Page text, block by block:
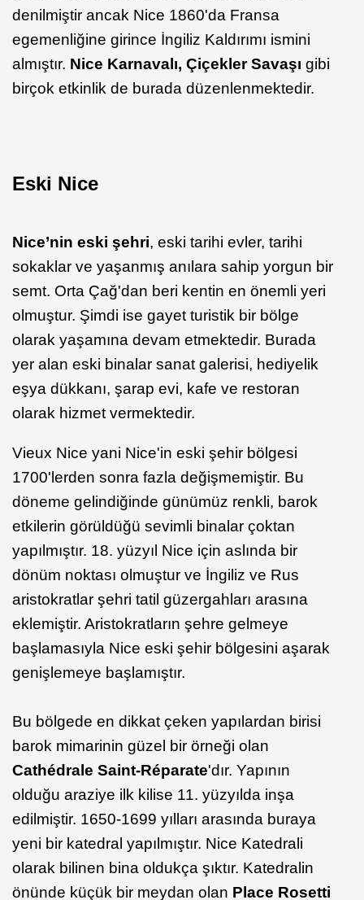
denilmiştir ancak Nice 1860'da Fransa
egemenliğine girince İngiliz Kaldırımı ismini
almıştır. Nice Karnavalı, Çiçekler Savaşı gibi
birçok etkinlik de burada düzenlenmektedir.
Eski Nice
Nice’nin eski şehri, eski tarihi evler, tarihi
sokaklar ve yaşanmış anılara sahip yorgun bir
semt. Orta Çağ'dan beri kentin en önemli yeri
olmuştur. Şimdi ise gayet turistik bir bölge
olarak yaşamına devam etmektedir. Burada
yer alan eski binalar sanat galerisi, hediyelik
eşya dükkanı, şarap evi, kafe ve restoran
olarak hizmet vermektedir.
Vieux Nice yani Nice'in eski şehir bölgesi
1700'lerden sonra fazla değişmemiştir. Bu
döneme gelindiğinde günümüz renkli, barok
etkilerin görüldüğü sevimli binalar çoktan
yapılmıştır. 18. yüzyıl Nice için aslında bir
dönüm noktası olmuştur ve İngiliz ve Rus
aristokratlar şehri tatil güzergahları arasına
eklemiştir. Aristokratların şehre gelmeye
başlamasıyla Nice eski şehir bölgesini aşarak
genişlemeye başlamıştır.
Bu bölgede en dikkat çeken yapılardan birisi
barok mimarinin güzel bir örneği olan
Cathédrale Saint-Réparate'dır. Yapının
olduğu araziye ilk kilise 11. yüzyılda inşa
edilmiştir. 1650-1699 yılları arasında buraya
yeni bir katedral yapılmıştır. Nice Katedrali
olarak bilinen bina oldukça şıktır. Katedralin
önünde küçük bir meydan olan Place Rosetti